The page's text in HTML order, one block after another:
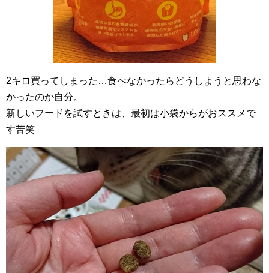
2キロ買ってしまった…食べなかったらどうしようと思わな
かったのか自分。
新しいフードを試すときは、最初は小袋からがおススメで
す苦笑